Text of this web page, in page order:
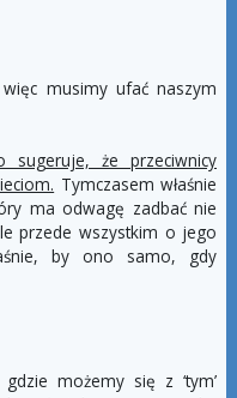
musimy ufać naszym
sugeruje, że przeciwnicy
Tymczasem właśnie
ma odwagę zadbać nie
przede wszystkim o jego
by ono samo, gdy
możemy się z ‘tym’